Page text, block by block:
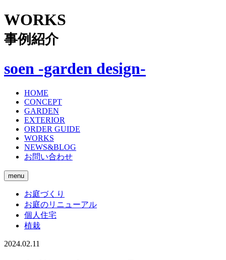
WORKS
事例紹介
soen -garden design-
HOME
CONCEPT
GARDEN
EXTERIOR
ORDER GUIDE
WORKS
NEWS&BLOG
お問い合わせ
menu
お庭づくり
お庭のリニューアル
個人住宅
植栽
2024.02.11